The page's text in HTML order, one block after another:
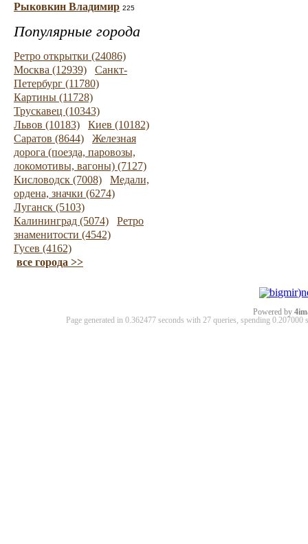
Рыковкин Владимир 225
Популярные города
Ретро открытки (24086)
Москва (12939)
Санкт-
Петербург (11780)
Картины (11728)
Трускавец (10343)
Львов (10183)
Киев (10182)
Саратов (8644)
Железная
дорога (поезда, паровозы,
локомотивы, вагоны) (7127)
Кисловодск (7008)
Медали,
ордена, значки (6274)
Луганск (5103)
Калининград (5074)
Ретро
знаменитости (4542)
Гусев (4162)
все города >>
Powered by
Page generated in 0.362477 seconds with 27 queries, spending